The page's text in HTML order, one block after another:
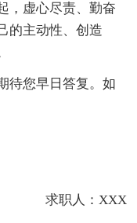
，虚心尽责、勤奋
的主动性、创造
待您早日答复。如
求职人：XXX